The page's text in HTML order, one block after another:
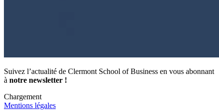
Suivez l’actualité de Clermont School of Business en vous abonnant
à notre newsletter !
Chargement
Mentions légales